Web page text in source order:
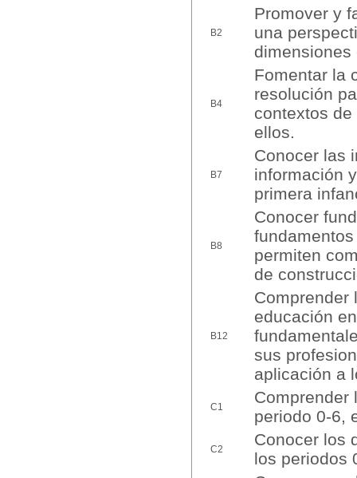
B2
Promover y
una
B4
Fomentar la
resolución
contextos
ellos.
B7
Conocer las
información
primera
B8
Conocer
permiten
de
B12
Comprender
educación
sus
aplicación a
C1
Comprender
periodo 0-6,
C2
Conocer los
los periodos